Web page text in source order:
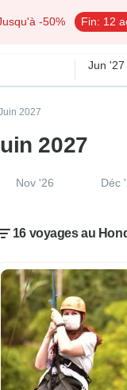
-50% Fin: 12
Jun '27
2027
2027
Nov '26 Déc
16 voyages au